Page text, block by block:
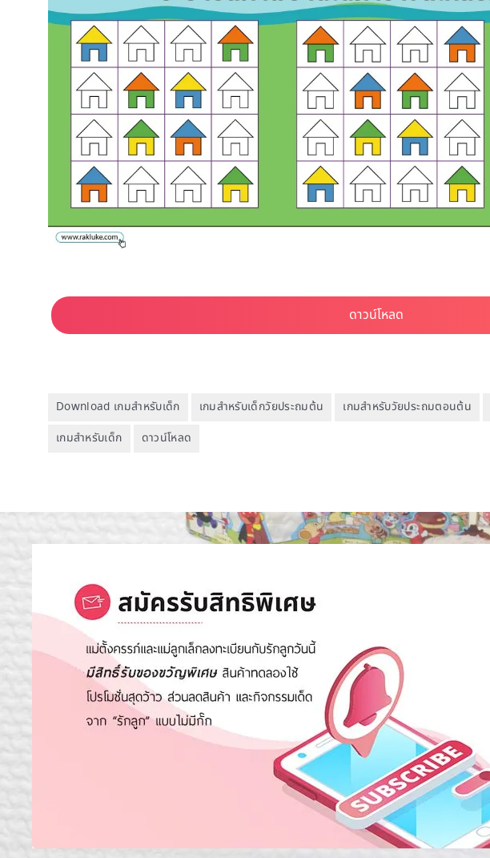
Download เกมสำหรับเด็ก เกมสำหรับเด็กวัยประถมต้น เกมสำหรับวัยประถมตอนต้น
เกมสำหรับเด็ก
ดาวน์โหลด